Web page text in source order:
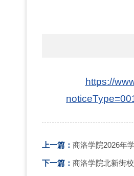
https://
上一篇： 商洛学院2026年
下一篇： 商洛学院北新街